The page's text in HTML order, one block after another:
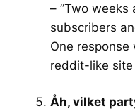
– ”Two
subscribers
One response
reddit-like site
Åh, vilket